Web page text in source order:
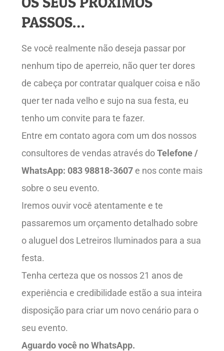
PASSOS…
Se você realmente não deseja passar por
nenhum tipo de aperreio, não quer ter dores
de cabeça por contratar qualquer coisa e não
quer ter nada velho e sujo na sua festa, eu
tenho um convite para te fazer.
Entre em contato agora com um dos nossos
consultores de vendas através doTelefone /
WhatsApp: 083 98818-3607 e nos conte mais
sobre o seu evento.
Iremos ouvir você atentamente e te
passaremos um orçamento detalhado sobre
o aluguel dos Letreiros Iluminados para a sua
festa.
Tenha certeza que os nossos 21 anos de
experiência e credibilidade estão a sua inteira
disposição para criar um novo cenário para o
seu evento.
Aguardo você no WhatsApp.